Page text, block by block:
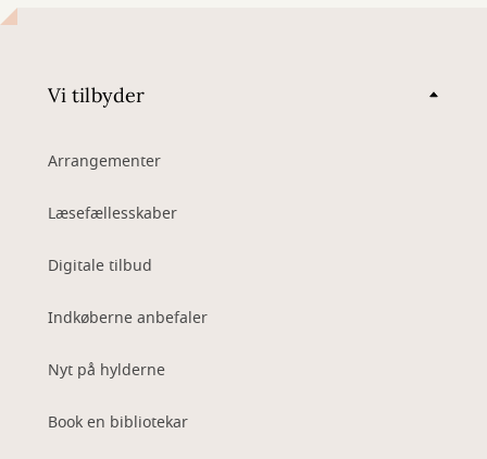
Vi tilbyder
Arrangementer
Læsefællesskaber
Digitale tilbud
Indkøberne anbefaler
Nyt på hylderne
Book en bibliotekar